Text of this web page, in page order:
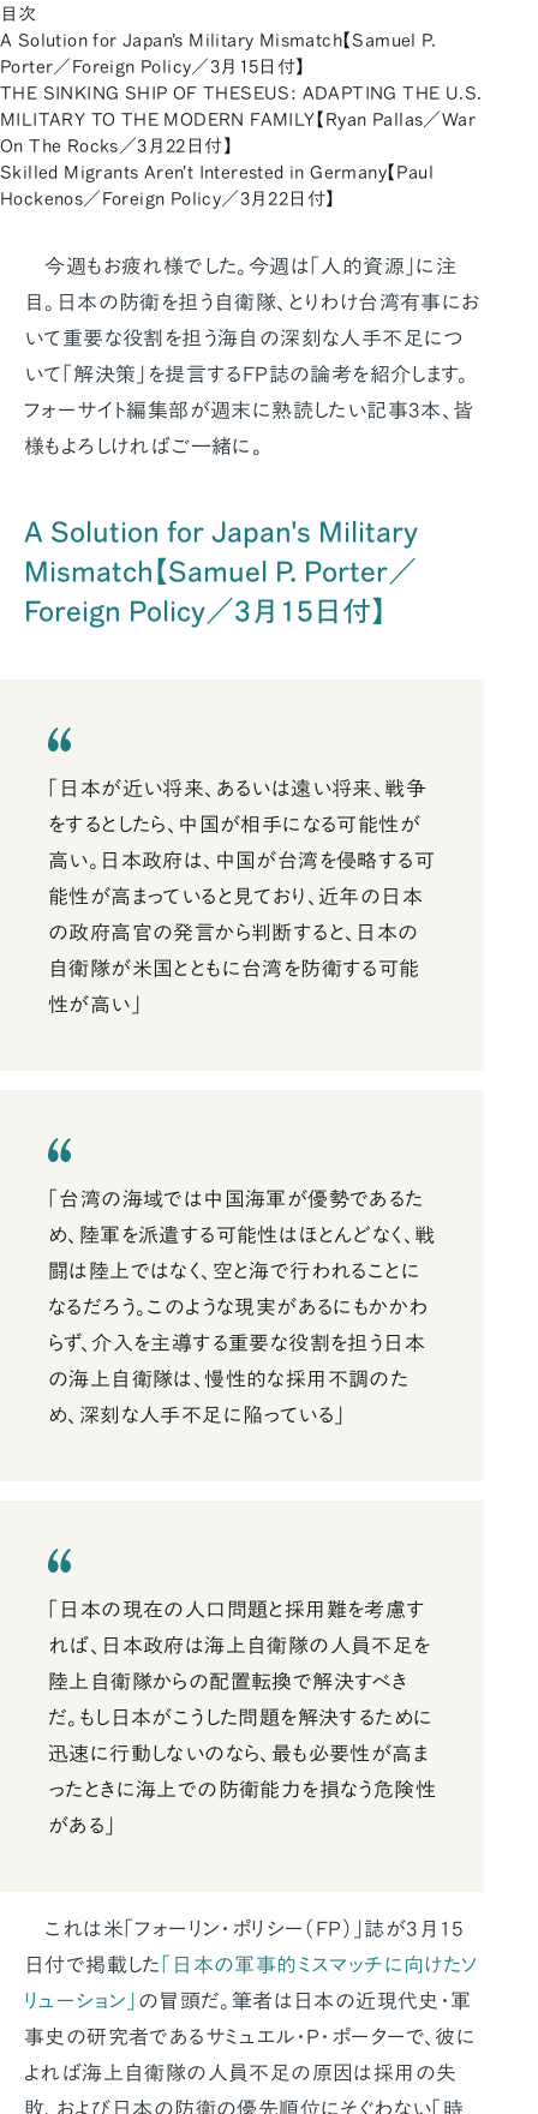
目次
A Solution for Japan's Military Mismatch【Samuel P.
Porter／Foreign Policy／3月15日付】
THE SINKING SHIP OF THESEUS: ADAPTING THE U.S.
MILITARY TO THE MODERN FAMILY【Ryan Pallas／War
On The Rocks／3月22日付】
Skilled Migrants Aren't Interested in Germany【Paul
Hockenos／Foreign Policy／3月22日付】
今週もお疲れ様でした。今週は「人的資源」に注
目。日本の防衛を担う自衛隊、とりわけ台湾有事にお
いて重要な役割を担う海自の深刻な人手不足につ
いて「解決策」を提言するFP誌の論考を紹介します。
フォーサイト編集部が週末に熟読したい記事3本、皆
様もよろしければご一緒に。
A Solution for Japan's Military
Mismatch【Samuel P. Porter／
Foreign Policy／3月15日付】
「日本が近い将来、あるいは遠い将来、戦争
をするとしたら、中国が相手になる可能性が
高い。日本政府は、中国が台湾を侵略する可
能性が高まっていると見ており、近年の日本
の政府高官の発言から判断すると、日本の
自衛隊が米国とともに台湾を防衛する可能
性が高い」
「台湾の海域では中国海軍が優勢であるた
め、陸軍を派遣する可能性はほとんどなく、戦
闘は陸上ではなく、空と海で行われることに
なるだろう。このような現実があるにもかかわ
らず、介入を主導する重要な役割を担う日本
の海上自衛隊は、慢性的な採用不調のた
め、深刻な人手不足に陥っている」
「日本の現在の人口問題と採用難を考慮す
れば、日本政府は海上自衛隊の人員不足を
陸上自衛隊からの配置転換で解決すべき
だ。もし日本がこうした問題を解決するために
迅速に行動しないのなら、最も必要性が高ま
ったときに海上での防衛能力を損なう危険性
がある」
これは米「フォーリン・ポリシー（FP）」誌が3月15
日付で掲載した
「日本の軍事的ミスマッチに向けたソ
リューション」 の冒頭だ。筆者は日本の近現代史・軍
事史の研究者であるサミュエル・P・ポーターで、彼に
よれば海上自衛隊の人員不足の原因は採用の失
敗、および日本の防衛の優先順位にそぐわない「時